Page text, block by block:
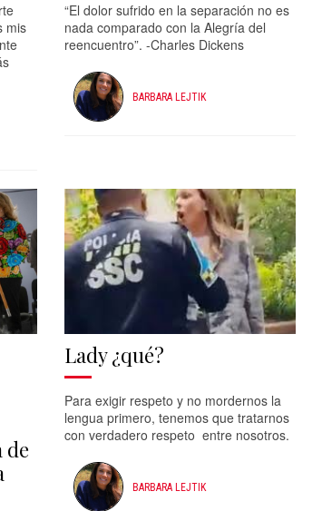
mis
“El dolor sufrido en la separación no es
nada comparado con la Alegría del
reencuentro”. -Charles Dickens
BARBARA LEJTIK
de
Lady ¿qué?
Para exigir respeto y no mordernos la
lengua primero, tenemos que tratarnos
con verdadero respeto entre nosotros.
BARBARA LEJTIK